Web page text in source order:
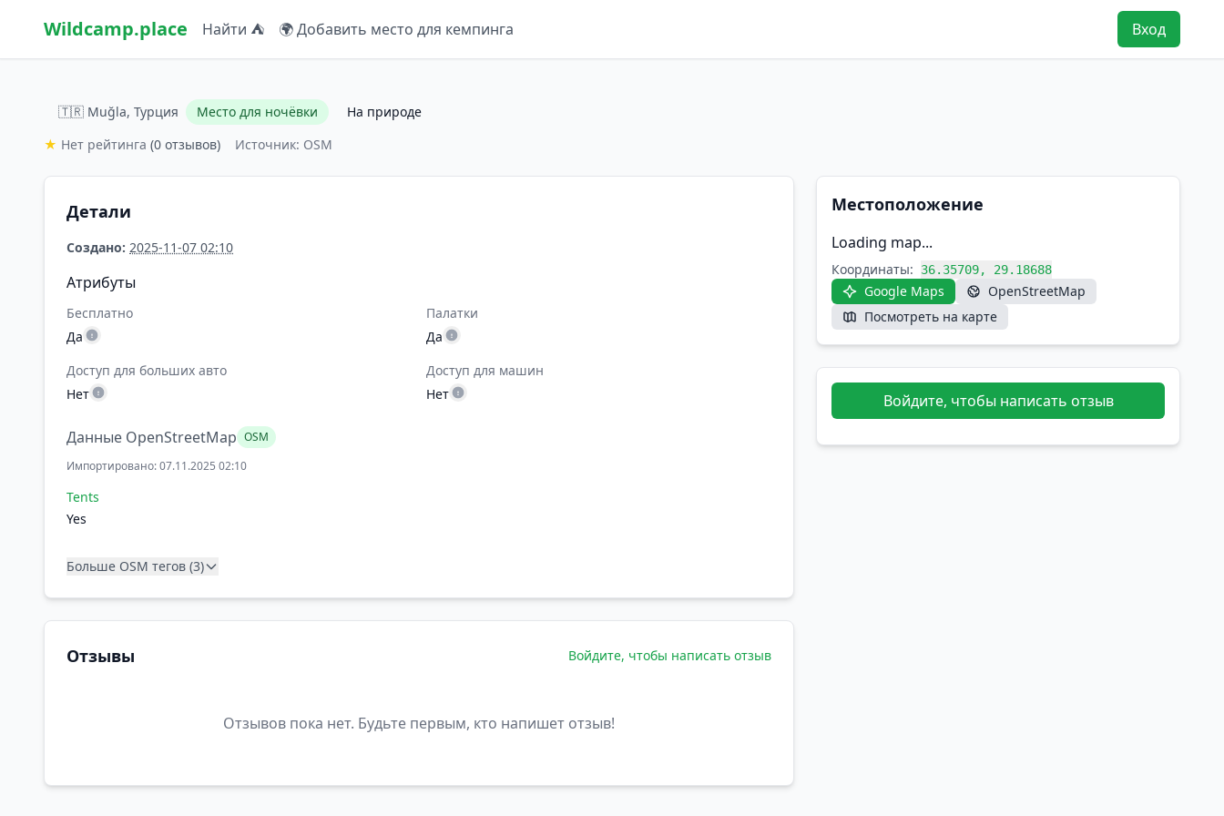
Wildcamp.place Найти ⛺ 🌍 Добавить место для кемпинга Вход
🇹🇷 Muğla, Турция Место для ночёвки
На природе
★ Нет рейтинга (0 отзывов) Источник: OSM
Детали
Создано: 2025-11-07 02:10
Атрибуты
Бесплатно
Да
Палатки
Да
Доступ для больших авто
Нет
Доступ для машин
Нет
Данные OpenStreetMap OSM
Импортировано: 07.11.2025 02:10
Tents
Yes
Больше OSM тегов (3)
Отзывы Войдите, чтобы написать отзыв
Отзывов пока нет. Будьте первым, кто напишет отзыв!
Местоположение
Loading map...
Координаты: 36.35709, 29.18688
Google Maps
OpenStreetMap
Посмотреть на карте
Войдите, чтобы написать отзыв